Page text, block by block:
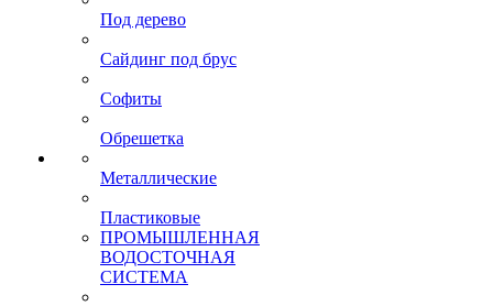
Под дерево
Сайдинг под брус
Софиты
Обрешетка
Металлические
Пластиковые
ПРОМЫШЛЕННАЯ
ВОДОСТОЧНАЯ
СИСТЕМА